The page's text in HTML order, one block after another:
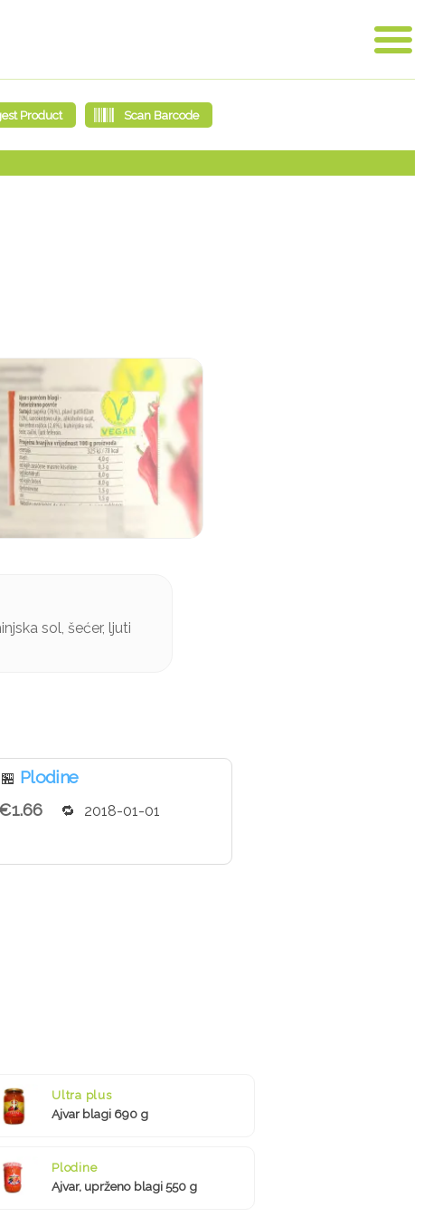
sol, šećer, ljuti
🏪 Plodine
2018-01-01
Ultra plus
Ajvar blagi 690 g
Plodine
Ajvar, uprženo blagi 550 g